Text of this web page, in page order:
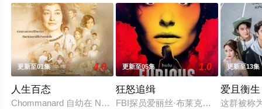
更新至01集 4.0
人生百态
Chommanard 自幼在 Nakorn Chaisri 长大，后来来到曼谷，在这
更新至05集 1.0
狂怒追缉
FBI探员爱丽丝·布莱克（埃米·罗森
更新至13集
爱且衡生
这群被称